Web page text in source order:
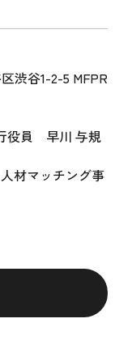
渋谷1-2-5 MFPR
役員 早川 与規
材マッチング事